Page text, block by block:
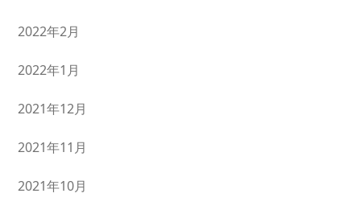
2022年2月
2022年1月
2021年12月
2021年11月
2021年10月